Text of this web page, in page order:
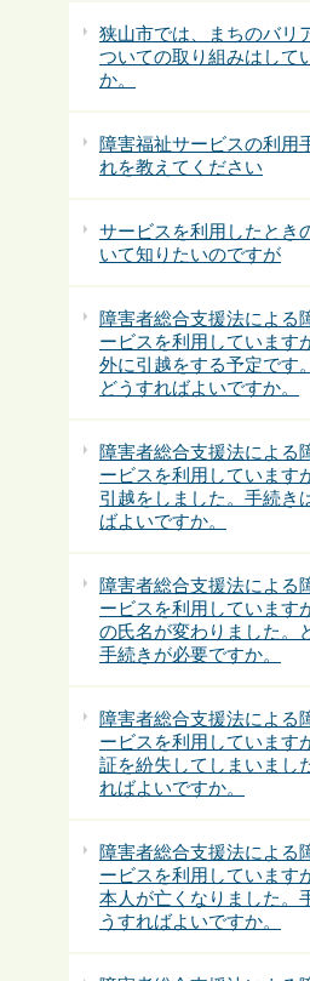
狭山市では、まちのバリ
ついての取り組みはして
か。
障害福祉サービスの利用
れを教えてください
サービスを利用したとき
いて知りたいのですが
障害者総合支援法による
ービスを利用しています
外に引越をする予定です
どうすればよいですか。
障害者総合支援法による
ービスを利用しています
引越をしました。手続き
ばよいですか。
障害者総合支援法による
ービスを利用しています
の氏名が変わりました。
手続きが必要ですか。
障害者総合支援法による
ービスを利用しています
証を紛失してしまいまし
ればよいですか。
障害者総合支援法による
ービスを利用しています
本人が亡くなりました。
うすればよいですか。